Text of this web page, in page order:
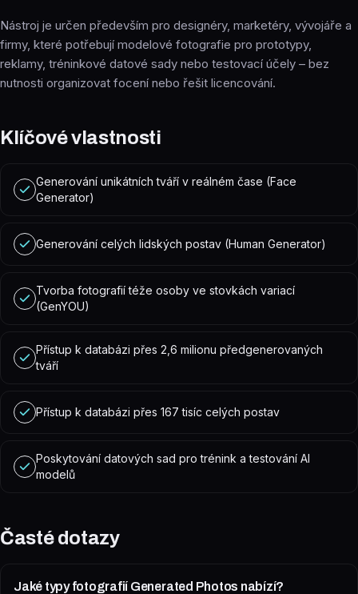
Nástroj je určen především pro designéry, marketéry, vývojáře a
firmy, které potřebují modelové fotografie pro prototypy,
reklamy, tréninkové datové sady nebo testovací účely – bez
nutnosti organizovat focení nebo řešit licencování.
Klíčové vlastnosti
Generování unikátních tváří v reálném čase (Face
Generator)
Generování celých lidských postav (Human Generator)
Tvorba fotografií téže osoby ve stovkách variací
(GenYOU)
Přístup k databázi přes 2,6 milionu předgenerovaných
tváří
Přístup k databázi přes 167 tisíc celých postav
Poskytování datových sad pro trénink a testování AI
modelů
Časté dotazy
Jaké typy fotografií Generated Photos nabízí?